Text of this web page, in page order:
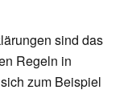
sind das
Regeln in
zum Beispiel